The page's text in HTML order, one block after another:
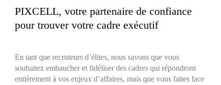
PIXCELL, votre partenaire de confiance
pour trouver votre cadre exécutif
En tant que recruteurs d’élites, nous savons que vous
souhaitez embaucher et fidéliser des cadres qui répondront
entièrement à vos enjeux d’affaires, mais que vous faites face